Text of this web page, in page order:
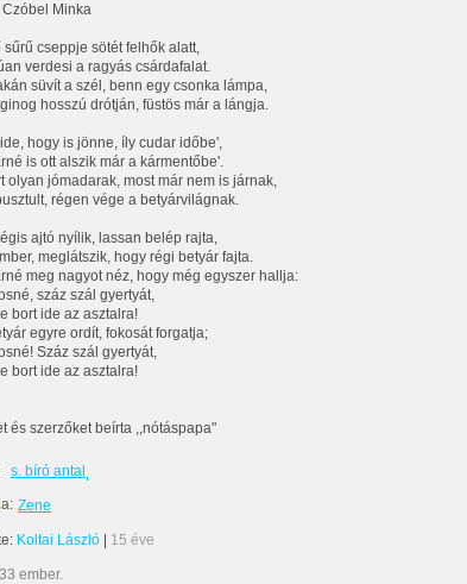
Minka
sűrű cseppje sötét felhők alatt,
verdesi a ragyás csárdafalat.
süvít a szél, benn egy csonka lámpa,
hosszú drótján, füstös már a lángja.
hogy is jönne, íly cudar időbe',
is ott alszik már a kármentőbe'.
olyan jómadarak, most már nem is járnak,
régen vége a betyárvilágnak.
ajtó nyílik, lassan belép rajta,
meglátszik, hogy régi betyár fajta.
meg nagyot néz, hogy még egyszer hallja:
száz szál gyertyát,
bort ide az asztalra!
egyre ordít, fokosát forgatja;
Száz szál gyertyát,
bort ide az asztalra!
és szerzőket beírta ,,nótáspapa"
s. bíró antal
Zene
Koltai László 15 éve
ember.